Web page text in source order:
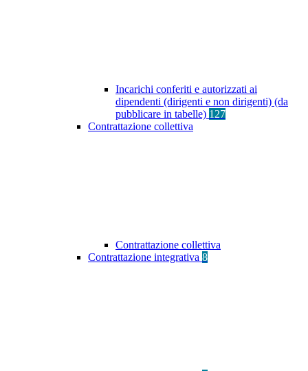
Incarichi conferiti e autorizzati ai
dipendenti (dirigenti e non dirigenti) (da
pubblicare in tabelle) 127
Contrattazione collettiva
Contrattazione collettiva
Contrattazione integrativa 8